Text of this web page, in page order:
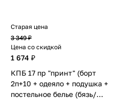
Старая цена
3 349 ₽
Цена со скидкой
1 674 ₽
КПБ 17 пр "принт" (борт
2п+10 + одеяло + подушка +
постельное белье (бязь/